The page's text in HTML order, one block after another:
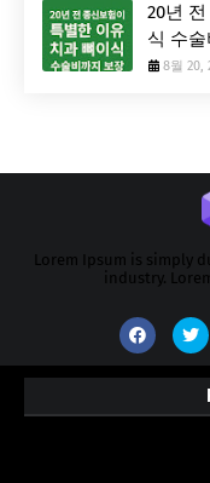
20년
식 수
8월 20,
Lorem Ipsum is simply
industry.